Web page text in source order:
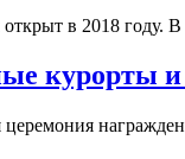
в 2018 году.
курорты и
церемония